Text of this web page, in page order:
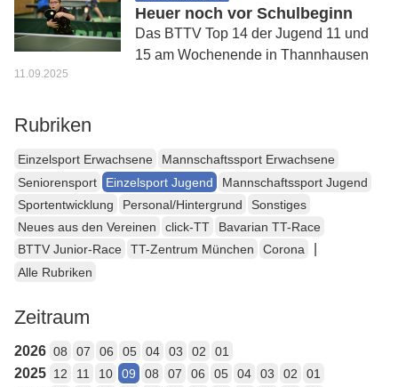
Heuer noch vor Schulbeginn
Das BTTV Top 14 der Jugend 11 und
15 am Wochenende in Thannhausen
11.09.2025
Rubriken
Einzelsport Erwachsene
Mannschaftssport Erwachsene
Seniorensport
Einzelsport Jugend
Mannschaftssport Jugend
Sportentwicklung
Personal/Hintergrund
Sonstiges
Neues aus den Vereinen
click-TT
Bavarian TT-Race
BTTV Junior-Race
TT-Zentrum München Corona
Alle Rubriken
Zeitraum
2026 08 07 06 05 04 03 02 01
2025 12 11 10 09 08 07 06 05 04 03 02 01